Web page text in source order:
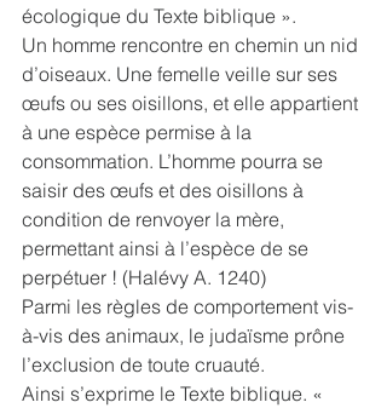
écologique du Texte biblique ».
Un homme rencontre en chemin un nid
d’oiseaux. Une femelle veille sur ses
œufs ou ses oisillons, et elle appartient
à une espèce permise à la
consommation. L’homme pourra se
saisir des œufs et des oisillons à
condition de renvoyer la mère,
permettant ainsi à l’espèce de se
perpétuer ! (Halévy A. 1240)
Parmi les règles de comportement vis-
à-vis des animaux, le judaïsme prône
l’exclusion de toute cruauté.
Ainsi s’exprime le Texte biblique. «